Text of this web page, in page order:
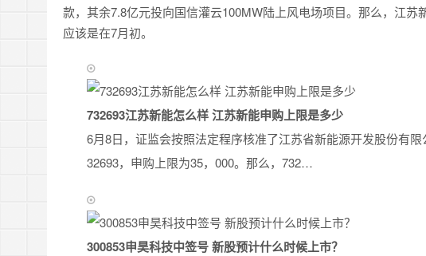
款，其余7.8亿元投向国信灌云100MW陆上风电场项目。那么，江
应该是在7月初。
732693江苏新能怎么样 江苏新能申购上限是多少
6月8日，证监会按照法定程序核准了江苏省新能源开发股份有
32693，申购上限为35，000。那么，732…
300853申昊科技中签号 新股预计什么时候上市？